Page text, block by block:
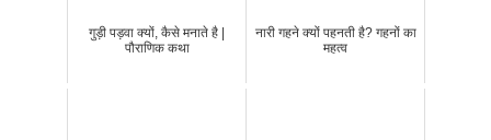
गुड़ी पड़वा क्यों, कैसे मनाते है |
पौराणिक कथा
नारी गहने क्यों पहनती है? गहनों का
महत्व